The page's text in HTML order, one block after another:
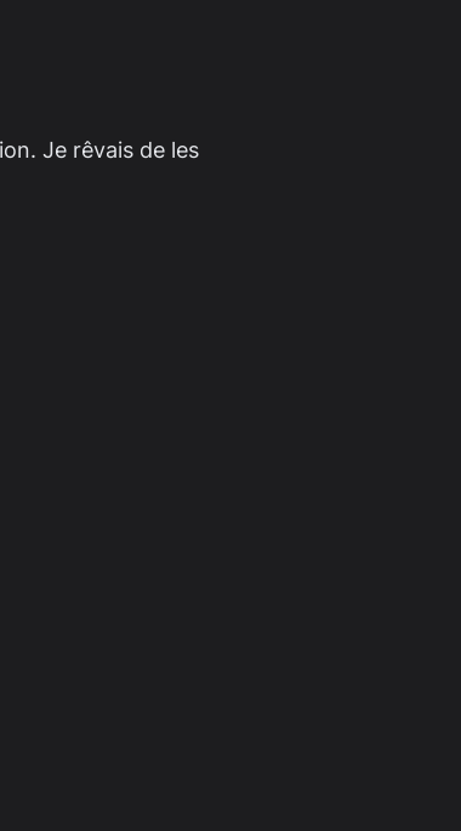
Je rêvais de les